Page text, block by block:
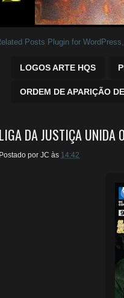
Marvel e DC para
LOGOS ARTE HQS
ORDEM DE APARIÇÃO
LIGA DA JUSTIÇA
Postado por JC às 14:42